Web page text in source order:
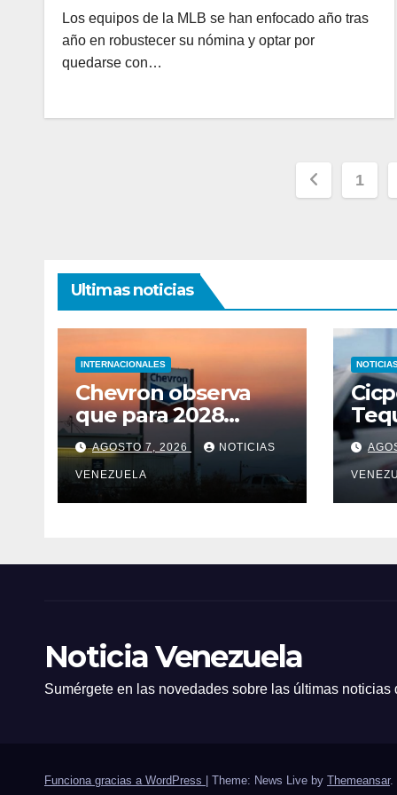
Los equipos de la MLB se han enfocado año tras
año en robustecer su nómina y optar por
quedarse con…
1
Ultimas noticias
INTERNACIONALES
Chevron observa
que para 2028
puede aumentar su
producción en
Venezuela y extraer
alrededor de
AGOSTO 7, 2026 NOTICIAS
VENEZUELA
Noticia Venezuela
Sumérgete en las novedades sobre las últimas noticias
Funciona gracias a WordPress Theme: News Live by Themeansar.